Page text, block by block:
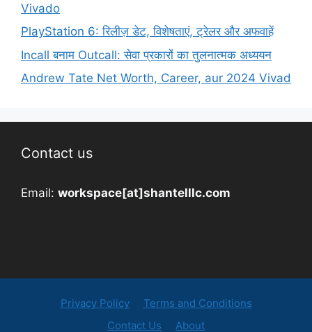
Vivado
PlayStation 6: रिलीज़ डेट, विशेषताएं, ट्रेलर और अफवाहें
Incall बनाम Outcall: सेवा प्रकारों का तुलनात्मक अध्ययन
Andrew Tate Net Worth, Career, aur 2024 Vivad
Contact us
Email: workspace[at]shantelllc.com
Privacy Policy
Terms and Conditions
Contact Us
About